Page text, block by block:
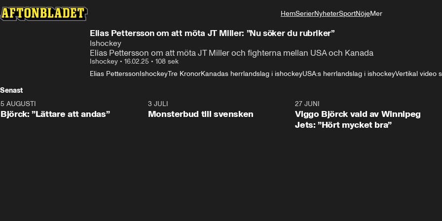
HemSerierNyheterSportNöjeMer
Elias Pettersson om att möta JT Miller: ”Nu söker du rubriker”
Ishockey
Elias Pettersson om att möta JT Miller och fighterna mellan USA och Kanada
Ishockey • 16.02.25 • 108 sek
Elias PetterssonIshockeyTre KronorKanadas herrlandslag i ishockeyUSA:s herrlandslag i ishockeyVertikal video
Senast
5 AUGUSTI
Björck: ”Lättare att andas”
0:30
3 JULI
Monsterbud till svensken
27 JUNI
Viggo Björck vald av Winnipeg
Jets: ”Hört mycket bra”